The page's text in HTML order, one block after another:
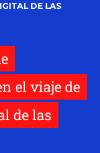
DE LAS
el viaje de
de las